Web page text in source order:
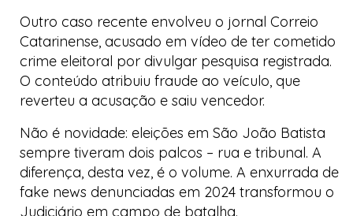
Outro caso recente envolveu o jornal Correio
Catarinense, acusado em vídeo de ter cometido
crime eleitoral por divulgar pesquisa registrada.
O conteúdo atribuiu fraude ao veículo, que
reverteu a acusação e saiu vencedor.
Não é novidade: eleições em São João Batista
sempre tiveram dois palcos – rua e tribunal. A
diferença, desta vez, é o volume. A enxurrada de
fake news denunciadas em 2024 transformou o
Judiciário em campo de batalha.